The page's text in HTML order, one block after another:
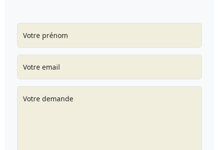
Votre prénom
Votre email
Votre demande